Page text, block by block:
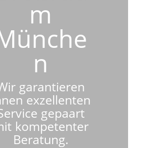
m
n
garantieren
exzellenten
gepaart
kompetenter
Beratung.